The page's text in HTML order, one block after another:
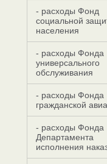
- расходы Фонд
социальной
населения
- расходы Фонда
универсального
обслуживания
- расходы Фонда
гражданской
- расходы Фонда
Департамента
исполнения